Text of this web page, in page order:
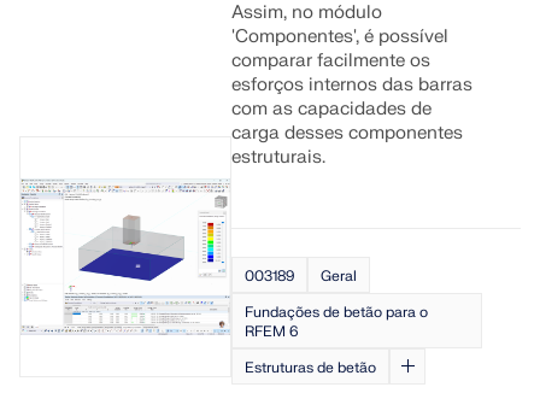
Assim, no módulo
'Componentes', é possível
comparar facilmente os
esforços internos das barras
com as capacidades de
carga desses componentes
estruturais.
003189
Geral
Fundações de betão para o
RFEM 6
Estruturas de betão